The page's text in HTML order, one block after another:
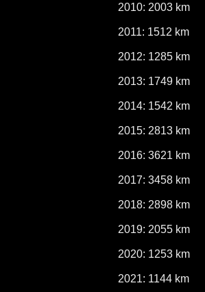
2010: 2003 km
2011: 1512 km
2012: 1285 km
2013: 1749 km
2014: 1542 km
2015: 2813 km
2016: 3621 km
2017: 3458 km
2018: 2898 km
2019: 2055 km
2020: 1253 km
2021: 1144 km